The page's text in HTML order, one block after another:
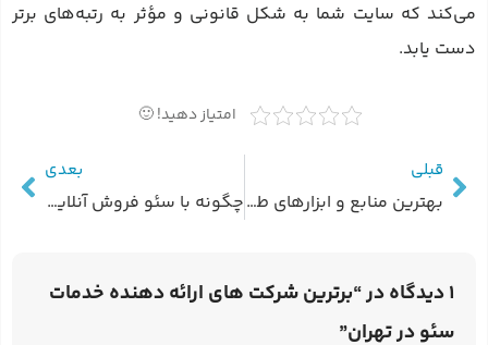
می‌کند که سایت شما به شکل قانونی و مؤثر به رتبه‌های برتر
دست یابد.
امتیاز دهید! 🙂
قبلی
بهترین منابع و ابزارهای طراحی سایت
بعدی
چگونه با سئو فروش آنلاین خود را افزایش دهید؟
1 دیدگاه در “
برترین شرکت های ارائه دهنده خدمات
سئو در تهران”